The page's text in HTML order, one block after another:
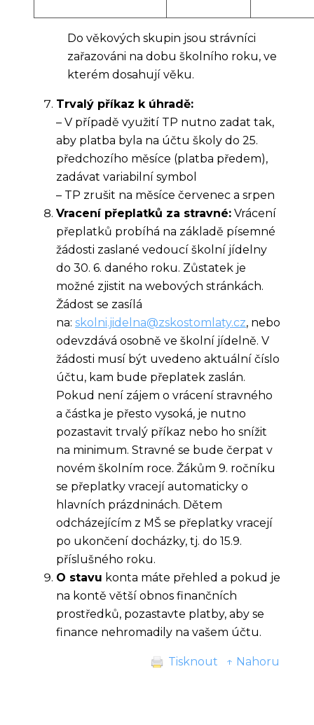
Do věkových skupin jsou strávníci
zařazováni na dobu školního roku, ve
kterém dosahují věku.
Trvalý příkaz k úhradě:
– V případě využití TP nutno zadat tak,
aby platba byla na účtu školy do 25.
předchozího měsíce (platba předem),
zadávat variabilní symbol
– TP zrušit na měsíce červenec a srpen​
Vracení přeplatků za stravné: Vrácení
přeplatků probíhá na základě písemné
žádosti zaslané vedoucí školní jídelny
do 30. 6. daného roku. Zůstatek je
možné zjistit na webových stránkách.
Žádost se zasílá
na: skolni.jidelna@zskostomlaty.cz, nebo
odevzdává osobně ve školní jídelně. V
žádosti musí být uvedeno aktuální číslo
účtu, kam bude přeplatek zaslán.
Pokud není zájem o vrácení stravného
a částka je přesto vysoká, je nutno
pozastavit trvalý příkaz nebo ho snížit
na minimum. Stravné se bude čerpat v
novém školním roce. Žákům 9. ročníku
se přeplatky vracejí automaticky o
hlavních prázdninách. Dětem
odcházejícím z MŠ se přeplatky vracejí
po ukončení docházky, tj. do 15.9.
příslušného roku.
O stavu konta máte přehled a pokud je
na kontě větší obnos finančních
prostředků, pozastavte platby, aby se
finance nehromadily na vašem účtu.
Tisknout ↑ Nahoru